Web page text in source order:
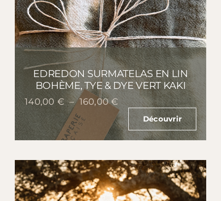
EDREDON SURMATELAS EN LIN
BOHÈME, TYE & DYE VERT KAKI
140,00 € – 160,00€Plage
de
prix :
140,00 €
160,00 €
Découvrir